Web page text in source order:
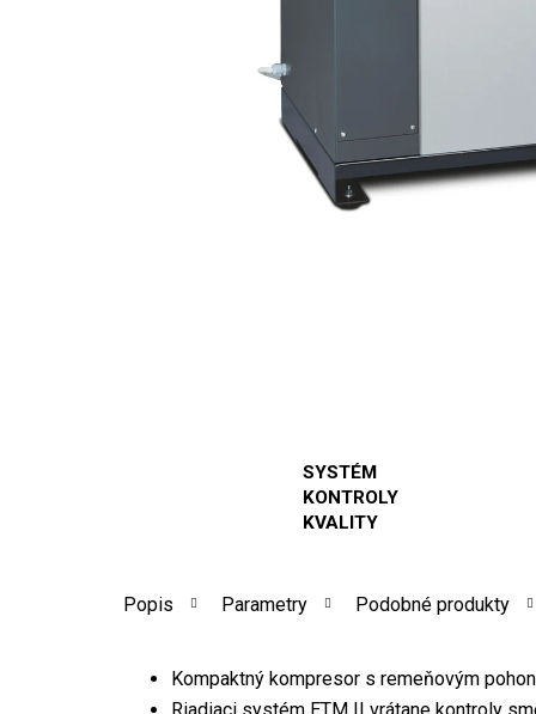
SYSTÉM
KONTROLY
KVALITY
Popis Parametry Podobné produkty
Kompaktný kompresor s remeňovým
Riadiaci systém ETM II vrátane kontroly